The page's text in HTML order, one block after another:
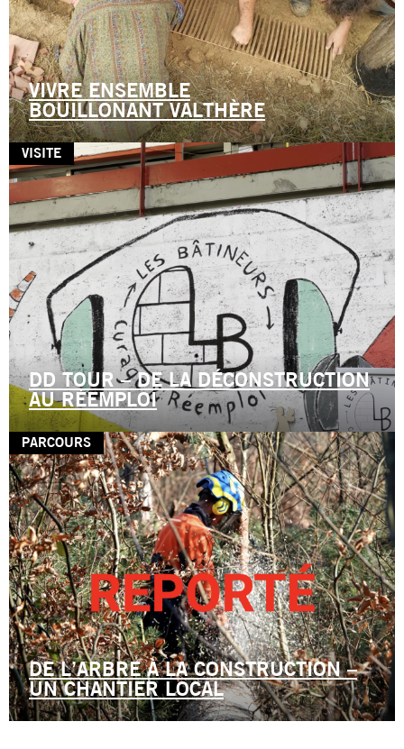
VIVRE ENSEMBLE
BOUILLONANT VALTHÈRE
VISITE
DD TOUR – DE LA DÉCONSTRUCTION
AU RÉEMPLOI
PARCOURS
DE L’ARBRE À LA CONSTRUCTION –
UN CHANTIER LOCAL